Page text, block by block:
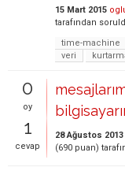
15 Mart 2015
tarafından
time-machine
veri
0
oy
1
cevap
28 Ağustos 2013
(690 puan)